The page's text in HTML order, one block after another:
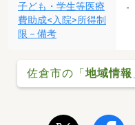
子ども・学生等医療
費助成<入院>所得制
限－備考
-
佐倉市の「地域情報